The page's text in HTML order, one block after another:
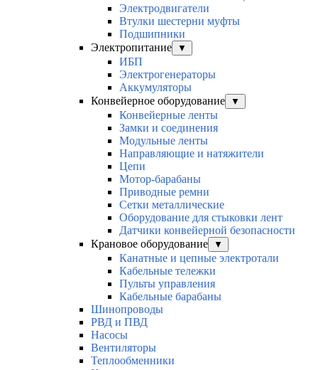
Электродвигатели
Втулки шестерни муфты
Подшипники
Электропитание
▼
ИБП
Электрогенераторы
Аккумуляторы
Конвейерное оборудование
▼
Конвейерные ленты
Замки и соединения
Модульные ленты
Направляющие и натяжители
Цепи
Мотор-барабаны
Приводные ремни
Сетки металлические
Оборудование для стыковки лент
Датчики конвейерной безопасности
Крановое оборудование
▼
Канатные и цепные электротали
Кабельные тележки
Пульты управления
Кабельные барабаны
Шинопроводы
РВД и ПВД
Насосы
Вентиляторы
Теплообменники